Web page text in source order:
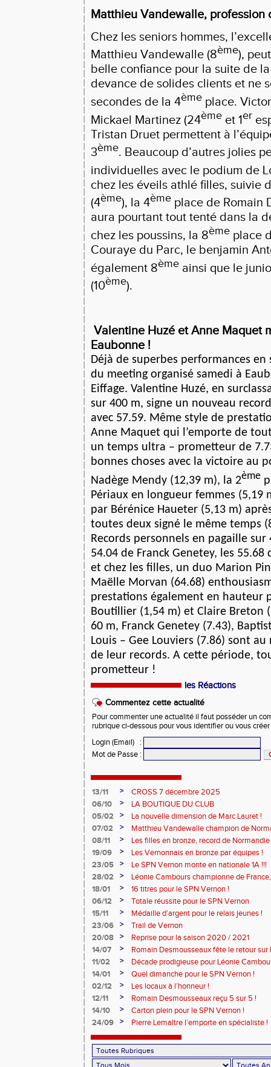
Matthieu Vandewalle, profession
Chez les seniors hommes,
Matthieu Vandewalle (8ème),
belle confiance pour la suite de la
devance de solides clients et ne
secondes de la 4ème place.
Mickael Martinez (24ème et 1er
Tristan Druet permettent à
3ème. Beaucoup d’autres jolies
individuelles avec le podium de
chez les éveils athlé filles, suivie
(4ème), la 4ème place de Romain
aura pourtant tout tenté dans la
chez les poussins, la 8ème place
Couraye du Parc, le benjamin
également 8ème ainsi que le
(10ème).
Valentine Huzé et Anne Maquet
Eaubonne !
Déjà de superbes performances en
du meeting organisé samedi à
Eiffage. Valentine Huzé, en
sur 400 m, signe un nouveau
avec 57.59. Même style de
Anne Maquet qui l’emporte de
un temps ultra – prometteur de
bonnes choses avec la victoire au
Nadège Mendy (12,39 m), la 2ème
Périaux en longueur femmes (5,19
par Bérénice Haueter (5,13 m)
toutes deux signé le même temps
Records personnels en pagaille sur
54.04 de Franck Genetey, les
et chez les filles, un duo Marion
Maëlle Morvan (64.68)
prestations également en hauteur
Boutillier (1,54 m) et Claire Breton
60 m, Franck Genetey (7.43),
Louis – Gee Louviers (7.86) sont
de leur records. A cette période,
prometteur !
les Réactions
Commentez cette actualité
Pour commenter une actualité il faut posséder un
rubrique ci-dessous pour vous identifier ou vous
Login (Email)
:
Mot de Passe :
13/11 >
CROSS 7 décembre 2025
06/10
>
LA BOUTIQUE DU CLUB
05/02
>
La nouvelle dimension de Marc Lauret !
07/02
>
Matthieu Vandewalle champion de
08/11
>
Les filles en bronze, record de
19/09
>
Les Vernonnais en bronze par équipes !
23/05
>
Le SPN Vernon monte en nationale 1A !!!
28/02
>
Léonie Cambours championne de
!
18/01 >
16 titres pour le SPN Vernon !
06/12
>
Totale réussite pour le SPN Vernon
15/11
>
Médaille d’argent pour le relais jeunes !
23/06
>
Trail de Vernon
20/08
>
Reprise pour la saison 2020 / 2021
14/07
>
Romain Desmousseaux fête le retour sur
11/02
>
Décade prodigieuse pour Léonie
14/01
>
Quel dimanche pour le SPN Vernon !
02/12
>
Les locaux à l’honneur !
12/11
>
Romain Desmousseaux reçu 5 sur 5 !
14/10
>
Carton plein pour le SPN Vernon !
24/09
> Pierre Lemaître l’emporte en spécialiste !